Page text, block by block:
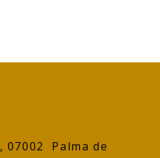
, 07002 Palma de